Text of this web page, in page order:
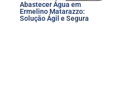
Abastecer Água em
Ermelino Matarazzo:
Solução Ágil e Segura